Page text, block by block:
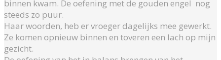
binnen kwam. De oefening met de gouden engel nog
steeds zo puur.
Haar woorden, heb er vroeger dagelijks mee gewerkt.
Ze komen opnieuw binnen en toveren een lach op mijn
gezicht.